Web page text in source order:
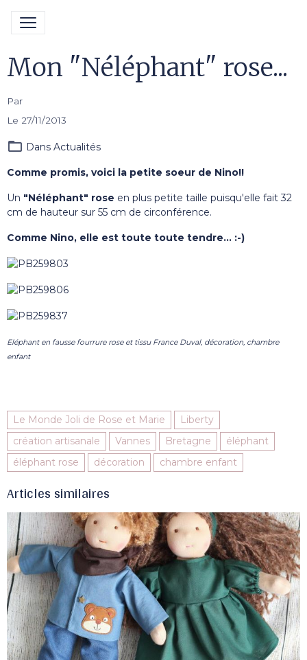
Mon "Néléphant" rose...
Par
Le 27/11/2013
Dans Actualités
Comme promis, voici la petite soeur de Nino!!
Un "Néléphant" rose en plus petite taille puisqu'elle fait 32
cm de hauteur sur 55 cm de circonférence.
Comme Nino, elle est toute toute tendre... :-)
Eléphant en fausse fourrure rose et tissu France Duval, décoration, chambre
enfant
Le Monde Joli de Rose et Marie
Liberty
création artisanale
Vannes Bretagne
éléphant
éléphant rose
décoration chambre enfant
Articles similaires